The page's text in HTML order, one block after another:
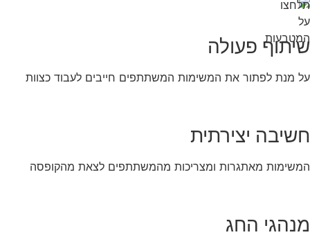
שיתוף פעולה
על מנת לפתור את המשימות המשתתפים חייבים לעבוד כצוות
חשיבה יצירתית
המשימות מאתגרות ומצריכות מהמשתתפים לצאת מהקופסה
מנהגי החג